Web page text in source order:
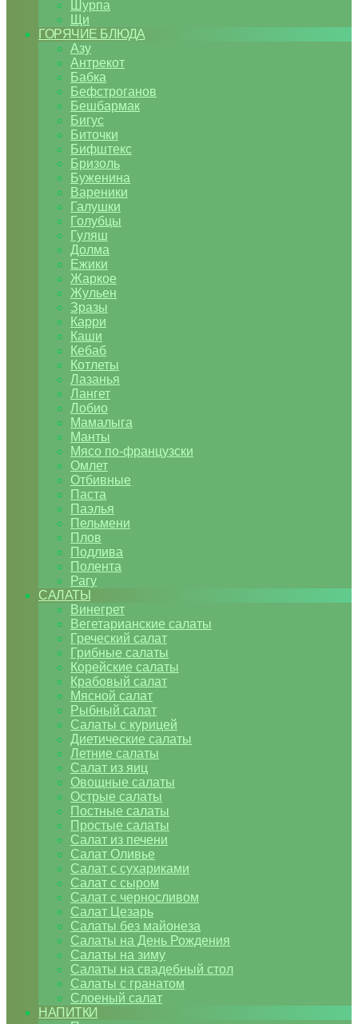
Шурпа
Щи
ГОРЯЧИЕ БЛЮДА
Азу
Антрекот
Бабка
Бефстроганов
Бешбармак
Бигус
Биточки
Бифштекс
Бризоль
Буженина
Вареники
Галушки
Голубцы
Гуляш
Долма
Ежики
Жаркое
Жульен
Зразы
Карри
Каши
Кебаб
Котлеты
Лазанья
Лангет
Лобио
Мамалыга
Манты
Мясо по-французски
Омлет
Отбивные
Паста
Паэлья
Пельмени
Плов
Подлива
Полента
Рагу
САЛАТЫ
Винегрет
Вегетарианские салаты
Греческий салат
Грибные салаты
Корейские салаты
Крабовый салат
Мясной салат
Рыбный салат
Салаты с курицей
Диетические салаты
Летние салаты
Салат из яиц
Овощные салаты
Острые салаты
Постные салаты
Простые салаты
Салат из печени
Салат Оливье
Салат с сухариками
Салат с сыром
Салат с черносливом
Салат Цезарь
Салаты без майонеза
Салаты на День Рождения
Салаты на зиму
Салаты на свадебный стол
Салаты с гранатом
Слоеный салат
НАПИТКИ